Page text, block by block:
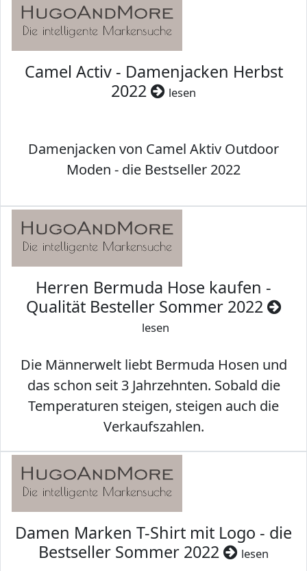
Camel Activ - Damenjacken Herbst
2022
lesen
Damenjacken von Camel Aktiv Outdoor
Moden - die Bestseller 2022
Herren Bermuda Hose kaufen -
Qualität Besteller Sommer 2022
lesen
Die Männerwelt liebt Bermuda Hosen und
das schon seit 3 Jahrzehnten. Sobald die
Temperaturen steigen, steigen auch die
Verkaufszahlen.
Damen Marken T-Shirt mit Logo - die
Bestseller Sommer 2022
lesen